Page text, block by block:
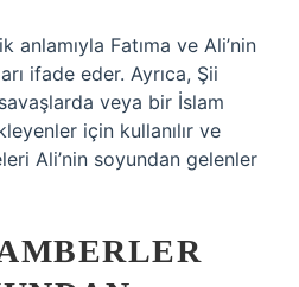
anlamıyla Fatıma ve Ali’nin
ifade eder. Ayrıca, Şii
veya bir İslam
için kullanılır ve
Ali’nin soyundan gelenler